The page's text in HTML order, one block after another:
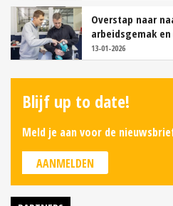
Overstap naar
arbeidsgemak
13-01-2026
Blijf up to date!
Meld je aan voor de
AANMELDEN